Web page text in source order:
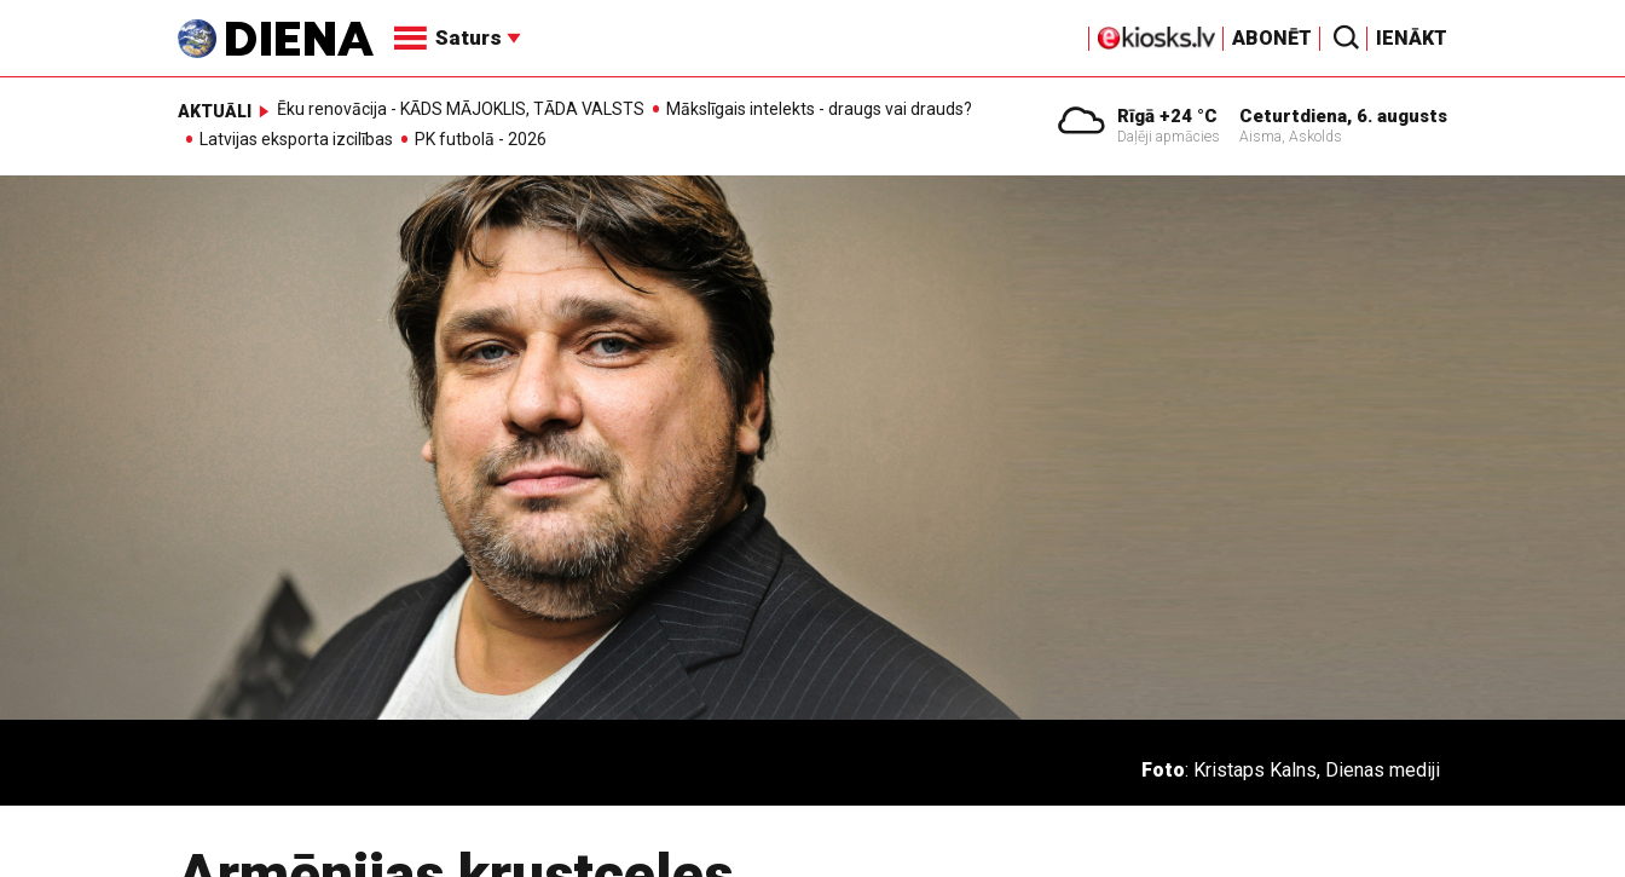
Saturs ABONĒT IENĀKT
AKTUĀLI Ēku renovācija - KĀDS MĀJOKLIS, TĀDA VALSTS
Mākslīgais intelekts - draugs vai drauds?
Latvijas eksporta izcilības
PK futbolā - 2026
Rīgā +24 °C
Daļēji apmācies
Ceturtdiena, 6. augusts
Aisma, Askolds
Foto: Kristaps Kalns, Dienas mediji